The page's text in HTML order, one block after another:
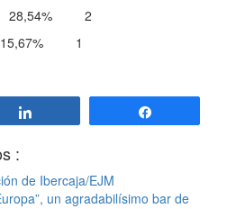
2
1
:
de Ibercaja/EJM
un agradabilísimo bar de